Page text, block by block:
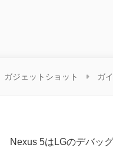
ガジェットショット ガ
Nexus 5はLGのデバッ